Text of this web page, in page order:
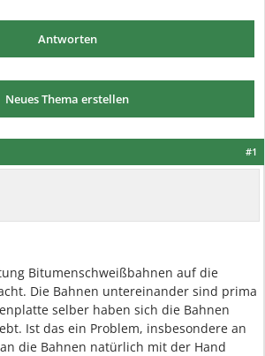
Antworten
Neues Thema erstellen
#1
Bitumenschweißbahnen auf die
Die Bahnen untereinander sind prima
selber haben sich die Bahnen
Ist das ein Problem, insbesondere an
die Bahnen natürlich mit der Hand